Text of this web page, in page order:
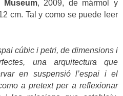
Museum, 2009, de mármol y
cm. Tal y como se puede leer
cúbic i petri, de dimensions i
una arquitectura que
en suspensió l’espai i el
a pretext per a reflexionar